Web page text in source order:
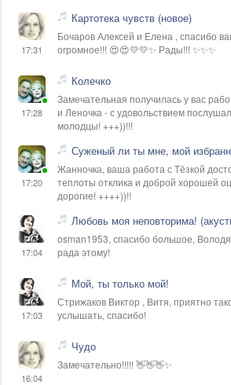
17:31
Картотека чувств (новое)
Бочаров Алексей и Елена , спасибо
огромное!!! 😍😍💛💛✨ Рады!!! ✨✨✨
17:28
Колечко
Замечательная получилась у вас
и Леночка - с удовольствием
молодцы! +++))!!!
17:20
Суженый ли ты мне, мой избранный?
Жанночка, ваша работа с Тёзкой
теплоты отклика и доброй хорошей
дорогие! ++++))!!
17:04
Любовь моя неповторима!
osman1953, спасибо большое,
рада этому!
17:03
Мой, ты только мой!
Стрижаков Виктор , Витя, приятно
услышать, спасибо!
16:04
Чудо
Замечательно!!!!! 👋👋👋✨